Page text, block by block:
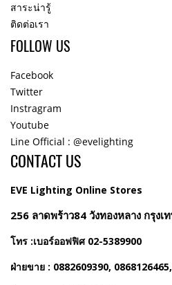
สาระน่ารู้
ติดต่อเรา
FOLLOW US
Facebook
Twitter
Instragram
Youtube
Line Official : @evelighting
CONTACT US
EVE Lighting Online Stores
256 ลาดพร้าว84 วังทองหลาง กรุงเ
โทร :เบอร์ออฟฟิศ 02-5389900
ฝ่ายขาย : 0882609390,